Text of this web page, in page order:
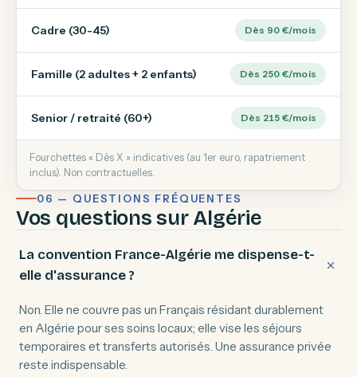
Cadre (30-45) Dès 90 €/mois
Famille (2 adultes + 2 enfants) Dès 250 €/mois
Senior / retraité (60+) Dès 215 €/mois
Fourchettes « Dès X » indicatives (au 1er euro, rapatriement
inclus). Non contractuelles.
06 — QUESTIONS FRÉQUENTES
Vos questions sur Algérie
La convention France-Algérie me dispense-t-
elle d'assurance ?
Non. Elle ne couvre pas un Français résidant durablement
en Algérie pour ses soins locaux; elle vise les séjours
temporaires et transferts autorisés. Une assurance privée
reste indispensable.